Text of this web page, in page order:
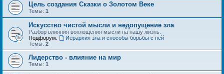
Цель создания Сказки о Золотом Веке
Темы: 1
Искусство чистой мысли и недопущение зла
Разбор влияния воплощения мысли на нашу жизнь.
Подфорум:
Иерархия зла и способы борьбы с ней
Темы: 2
Лидерство - влияние на мир
Темы: 1